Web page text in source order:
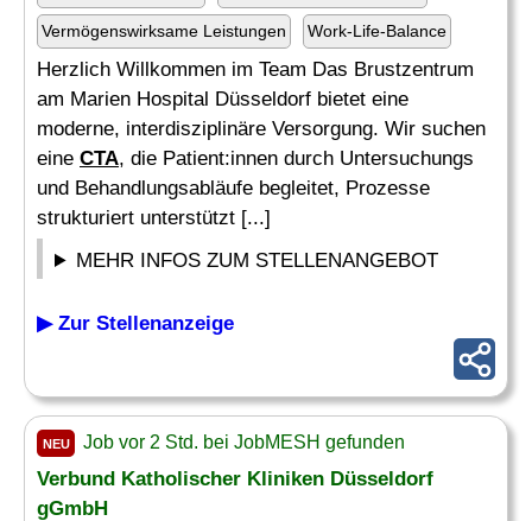
Vermögenswirksame Leistungen Work-Life-Balance
Herzlich Willkommen im Team Das Brustzentrum
am Marien Hospital Düsseldorf bietet eine
moderne, interdisziplinäre Versorgung. Wir suchen
eine CTA, die Patient:innen durch Untersuchungs
und Behandlungsabläufe begleitet, Prozesse
strukturiert unterstützt [...]
MEHR INFOS ZUM STELLENANGEBOT
▶ Zur Stellenanzeige
NEU Job vor 2 Std. bei JobMESH gefunden
Verbund Katholischer Kliniken Düsseldorf
gGmbH